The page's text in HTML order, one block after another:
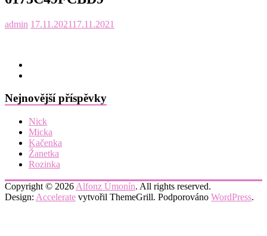
admin 17.11.202117.11.2021
Nejnovější příspěvky
Nick
Micka
Kačenka
Žanetka
Rozinka
Copyright © 2026 Alfonz Úmonín. All rights reserved.
Design: Accelerate vytvořil ThemeGrill. Podporováno WordPress.